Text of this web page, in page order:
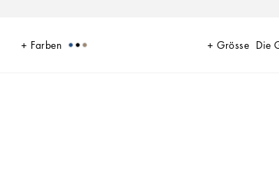
Farben Grösse Die